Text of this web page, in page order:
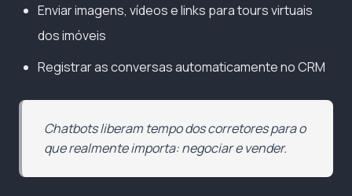
Enviar imagens, vídeos e links para tours virtuais
dos imóveis
Registrar as conversas automaticamente no CRM
Chatbots liberam tempo dos corretores para o
que realmente importa: negociar e vender.